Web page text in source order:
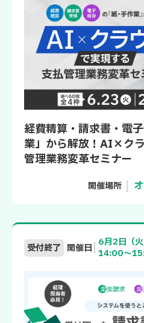
経費精算・請求書・電
業」から解放！AI×ク
管理業務変革セミナー
開催場所
受付終了 開催日 6月2日（火
14:00～